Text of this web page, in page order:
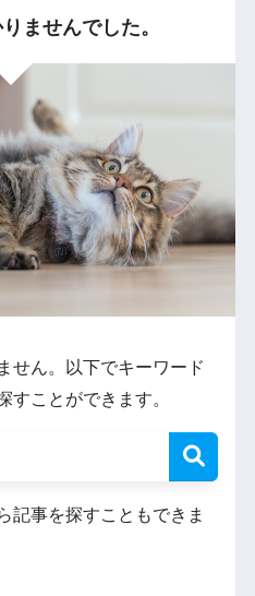
ませんでした。
せん。以下でキーワード
すことができます。
記事を探すこともできま